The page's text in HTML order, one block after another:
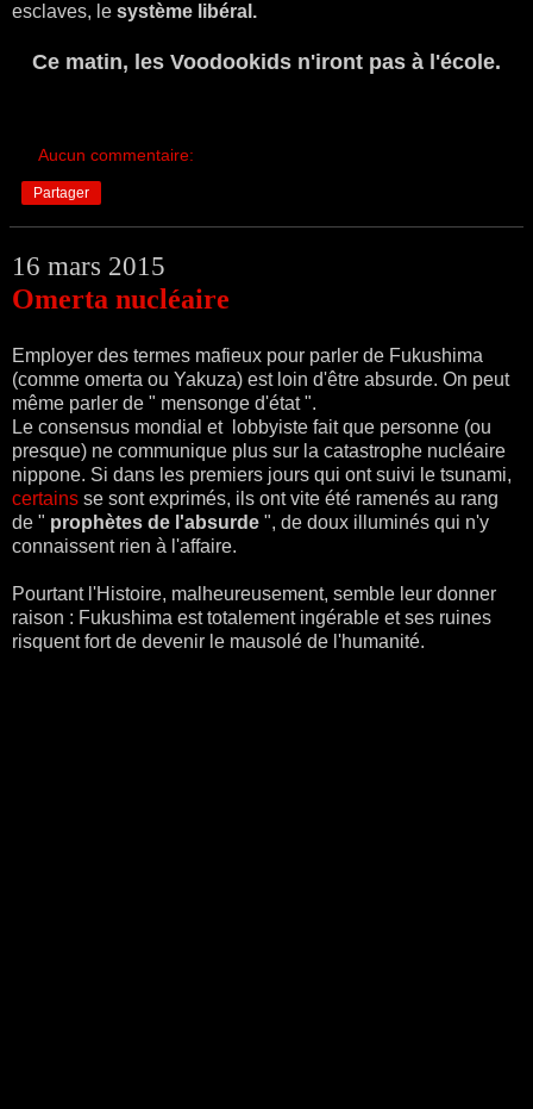
esclaves, le système libéral.
Ce matin, les Voodookids n'iront pas à l'école.
Aucun commentaire:
Partager
16 mars 2015
Omerta nucléaire
Employer des termes mafieux pour parler de Fukushima
(comme omerta ou Yakuza) est loin d'être absurde. On peut
même parler de " mensonge d'état ".
Le consensus mondial et lobbyiste fait que personne (ou
presque) ne communique plus sur la catastrophe nucléaire
nippone. Si dans les premiers jours qui ont suivi le tsunami,
certains se sont exprimés, ils ont vite été ramenés au rang
de " prophètes de l'absurde ", de doux illuminés qui n'y
connaissent rien à l'affaire.
Pourtant l'Histoire, malheureusement, semble leur donner
raison : Fukushima est totalement ingérable et ses ruines
risquent fort de devenir le mausolé de l'humanité.